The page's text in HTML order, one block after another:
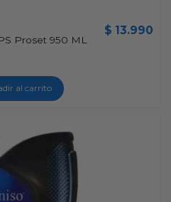
Proset 950 ML
$ 13.990
al carrito